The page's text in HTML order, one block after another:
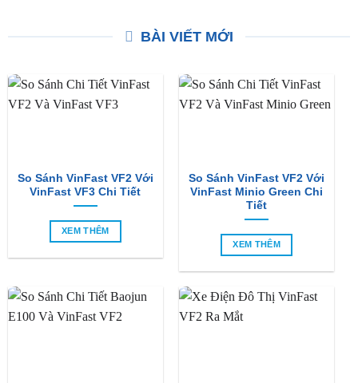
BÀI VIẾT MỚI
So Sánh VinFast VF2 Với
VinFast VF3 Chi Tiết
XEM THÊM
So Sánh VinFast VF2 Với
VinFast Minio Green Chi
Tiết
XEM THÊM